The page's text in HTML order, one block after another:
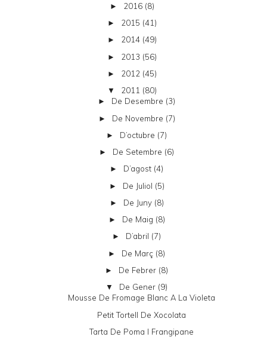
► 2016 (8)
► 2015 (41)
► 2014 (49)
► 2013 (56)
► 2012 (45)
▼ 2011 (80)
► De Desembre (3)
► De Novembre (7)
► D’octubre (7)
► De Setembre (6)
► D’agost (4)
► De Juliol (5)
► De Juny (8)
► De Maig (8)
► D’abril (7)
► De Març (8)
► De Febrer (8)
▼ De Gener (9)
Mousse De Fromage Blanc A La Violeta
Petit Tortell De Xocolata
Tarta De Poma I Frangipane